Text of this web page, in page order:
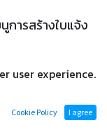
การสร้างใบแจ้ง
user experience.
Cookie Policy I agree